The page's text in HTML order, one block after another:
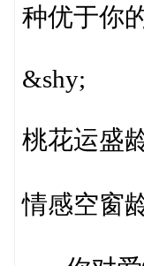
种优于你
&shy;
桃花运盛
情感空窗